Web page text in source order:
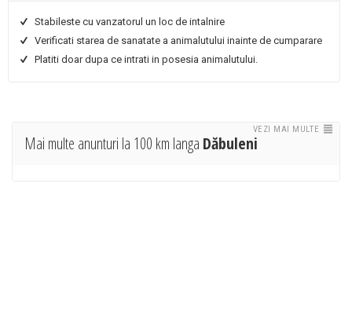
Stabileste cu vanzatorul un loc de intalnire
Verificati starea de sanatate a animalutului inainte de cumparare
Platiti doar dupa ce intrati in posesia animalutului.
Mai multe anunturi la 100 km langa Dăbuleni
VEZI MAI MULTE